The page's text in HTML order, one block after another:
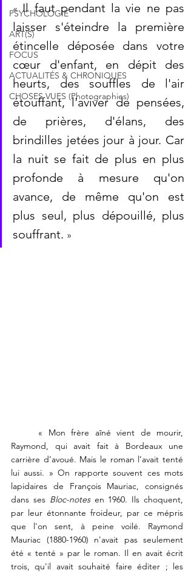
PSYCHOLOGIE
ART(S)
FOCUS
ACTUALITÉS & CHRONIQUES
CHOSES VUES (Photographies)
« Il faut pendant la vie ne pas
laisser s'éteindre la première
étincelle déposée dans votre
cœur d'enfant, en dépit des
heurts, des souffles de l'air
étouffant, l'aviver de pensées,
de prières, d'élans, des
brindilles jetées jour à jour. Car
la nuit se fait de plus en plus
profonde à mesure qu'on
avance, de même qu'on est
plus seul, plus dépouillé, plus
souffrant. »
« Mon frère aîné vient de mourir,
Raymond, qui avait fait à Bordeaux une
carrière d’avoué. Mais le roman l’avait tenté
lui aussi. » On rapporte souvent ces mots
lapidaires de François Mauriac, consignés
dans ses Bloc-notes en 1960. Ils choquent,
par leur étonnante froideur, par ce mépris
que l'on sent, à peine voilé. Raymond
Mauriac (1880-1960) n'avait pas seulement
été « tenté » par le roman. Il en avait écrit
trois, qu'il avait souhaité faire éditer ; les